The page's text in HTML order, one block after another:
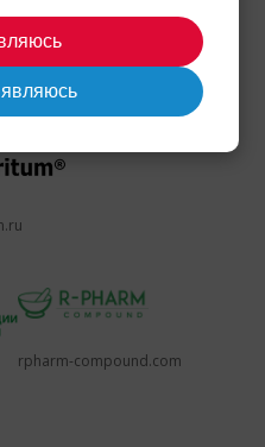
являюсь
574-98-84
rpharm-compound.com